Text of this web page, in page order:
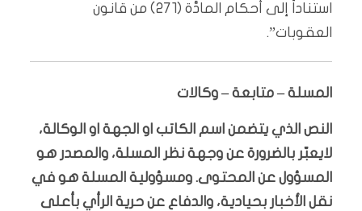
استناداً إلى أحكام المادَّة (٢٧١) من قانون
العقوبات”.
المسلة – متابعة – وكالات
النص الذي يتضمن اسم الكاتب او الجهة او الوكالة،
لايعبّر بالضرورة عن وجهة نظر المسلة، والمصدر هو
المسؤول عن المحتوى. ومسؤولية المسلة هو في
نقل الأخبار بحيادية، والدفاع عن حرية الرأي بأعلى